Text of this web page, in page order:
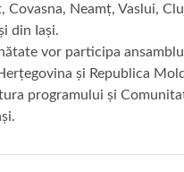
Covasna, Neamț, Vaslui,
din Iași.
vor participa
și Republica
programului și